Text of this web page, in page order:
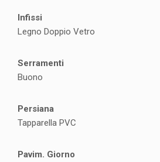
Infissi
Legno Doppio Vetro
Serramenti
Buono
Persiana
Tapparella PVC
Pavim. Giorno